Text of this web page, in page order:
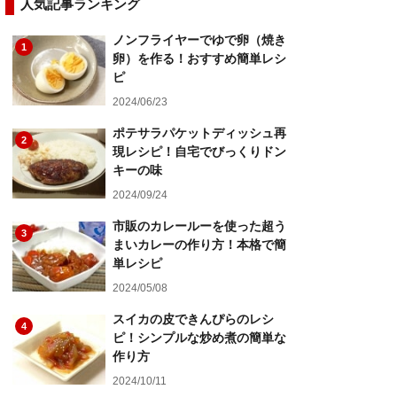
人気記事ランキング
1
ノンフライヤーでゆで卵（焼き
卵）を作る！おすすめ簡単レシ
ピ
2024/06/23
2
ポテサラパケットディッシュ再
現レシピ！自宅でびっくりドン
キーの味
2024/09/24
3
市販のカレールーを使った超う
まいカレーの作り方！本格で簡
単レシピ
2024/05/08
4
スイカの皮できんぴらのレシ
ピ！シンプルな炒め煮の簡単な
作り方
2024/10/11